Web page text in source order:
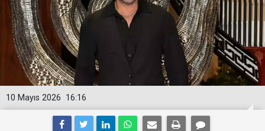
16:16
10 Mayıs 2026